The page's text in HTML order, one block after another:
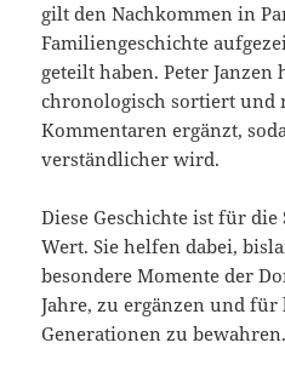
gilt den Nachkommen in
Familiengeschichte
geteilt haben. Peter Janzen
chronologisch sortiert und
Kommentaren ergänzt,
verständlicher wird.
Diese Geschichte ist für
Wert. Sie helfen dabei,
besondere Momente der
Jahre, zu ergänzen und für
Generationen zu bewahren.